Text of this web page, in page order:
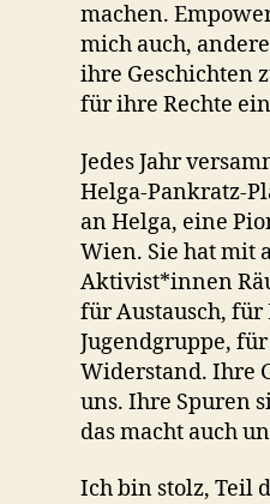
machen.
mich auch,
ihre Geschichten
für ihre Rechte
Jedes Jahr
Helga-Pankratz-
an Helga, eine
Wien. Sie hat mit
Aktivist*innen
für Austausch, für
Jugendgruppe,
Widerstand. Ihre
uns. Ihre Spuren
das macht auch
Ich bin stolz, Teil